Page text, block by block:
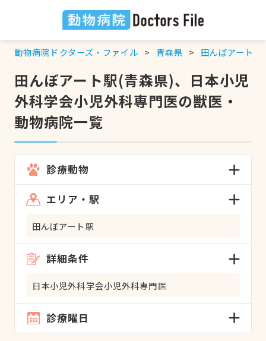
動物病院ドクターズ・ファイル 青森県 田んぼアート駅
田んぼアート駅(青森県)、日本小児
外科学会小児外科専門医の獣医・
動物病院一覧
診療動物
エリア・駅
田んぼアート駅
詳細条件
日本小児外科学会小児外科専門医
診療曜日